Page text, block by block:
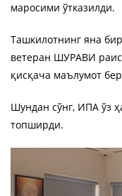
маросими ўтказилди.
Ташкилотнинг яна
ветеран ШУРАВИ
қисқача маълумот
Шундан сўнг, ИПА ўз
топширди.